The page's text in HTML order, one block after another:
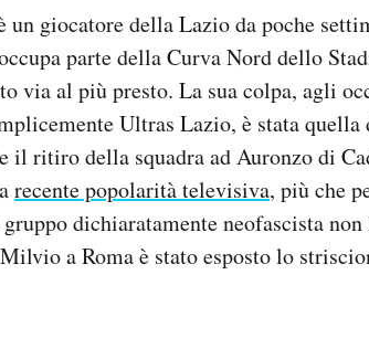
giocatore della Lazio da poche
parte della Curva Nord dello
via al più presto. La sua colpa, agli
Ultras Lazio, è stata quella
il ritiro della squadra ad Auronzo di
recente popolarità televisiva, più che
dichiaratamente neofascista
a Roma è stato esposto lo